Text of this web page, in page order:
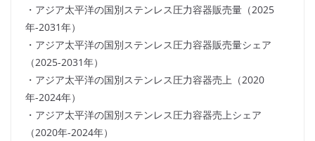
・アジア太平洋の国別ステンレス圧力容器販売量（2025
年-2031年）
・アジア太平洋の国別ステンレス圧力容器販売量シェア
（2025-2031年）
・アジア太平洋の国別ステンレス圧力容器売上（2020
年-2024年）
・アジア太平洋の国別ステンレス圧力容器売上シェア
（2020年-2024年）